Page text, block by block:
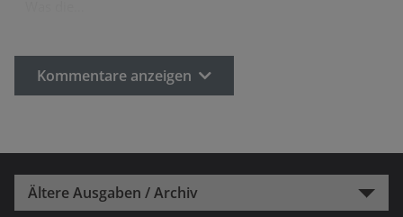
Kommentare anzeigen
Ältere Ausgaben / Archiv